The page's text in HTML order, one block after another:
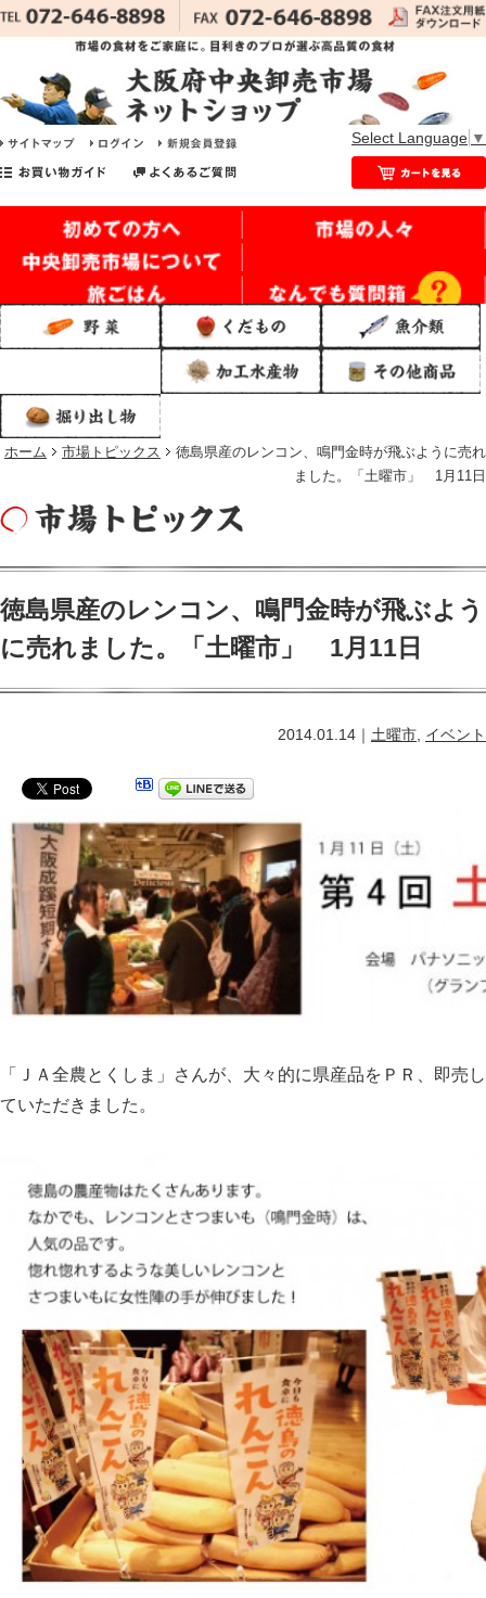
Select Language ▼
ホーム 市場トピックス
徳島県産のレンコン、鳴門金時が飛ぶように売れ
ました。「土曜市」 1月11日
徳島県産のレンコン、鳴門金時が飛ぶよう
に売れました。「土曜市」 1月11日
2014.01.14｜ 土曜市, イベント
「ＪＡ全農とくしま」さんが、大々的に県産品をＰＲ、即売し
ていただきました。